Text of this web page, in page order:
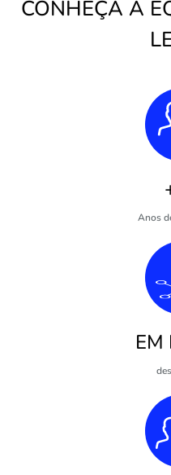
CONHEÇA A
Anos
EM